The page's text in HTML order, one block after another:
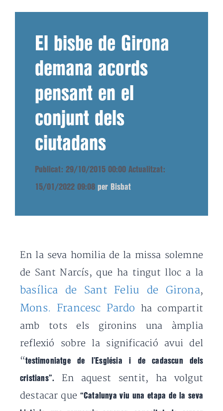
El bisbe de Girona
demana acords
pensant en el
conjunt dels
ciutadans
Publicat: 29/10/2015 00:00 Actualitzat:
15/01/2022 09:08 per Bisbat
En la seva homilia de la missa solemne
de Sant Narcís, que ha tingut lloc a la
basílica de Sant Feliu de Girona,
Mons. Francesc Pardo ha compartit
amb tots els gironins una àmplia
reflexió sobre la significació avui del
“testimoniatge de l’Església i de cadascun dels
cristians”. En aquest sentit, ha volgut
destacar que “Catalunya viu una etapa de la seva